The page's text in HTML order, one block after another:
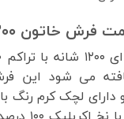
۱۲۰۰ شانه نقره ای
می شود این
لچک کرم رنگ